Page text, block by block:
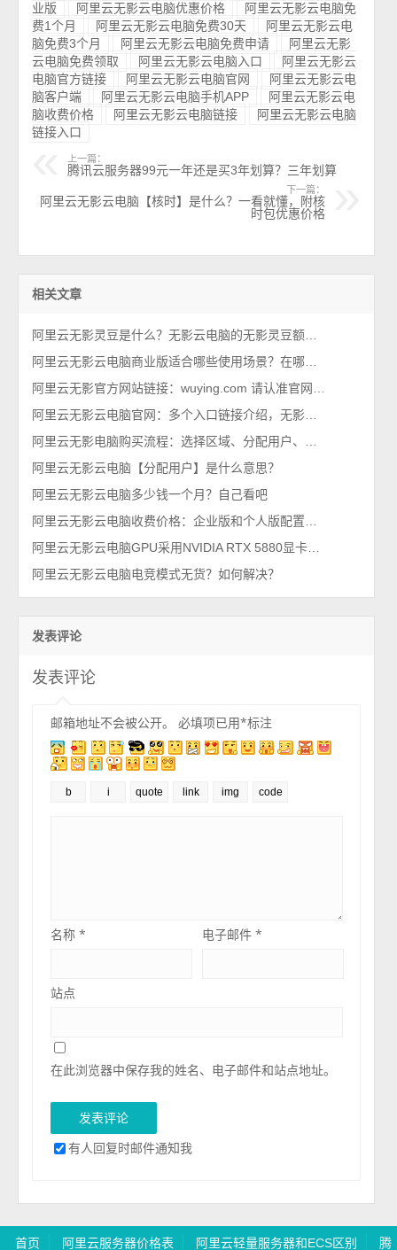
业版
阿里云无影云电脑优惠价格
阿里云无影云电脑免
费1个月
阿里云无影云电脑免费30天
阿里云无影云电
脑免费3个月
阿里云无影云电脑免费申请
阿里云无影
云电脑免费领取
阿里云无影云电脑入口
阿里云无影云
电脑官方链接
阿里云无影云电脑官网
阿里云无影云电
脑客户端
阿里云无影云电脑手机APP
阿里云无影云电
脑收费价格
阿里云无影云电脑链接
阿里云无影云电脑
链接入口
上一篇：
腾讯云服务器99元一年还是买3年划算？三年划算
下一篇：
阿里云无影云电脑【核时】是什么？一看就懂，附核
时包优惠价格
相关文章
阿里云无影云电脑【分配用户】是什么意思？
阿里云无影云电脑多少钱一个月？自己看吧
阿里云无影云电脑电竞模式无货？如何解决？
发表评论
发表评论
邮箱地址不会被公开。 必填项已用*标注
名称* 电子邮件*
站点
在此浏览器中保存我的姓名、电子邮件和站点地址。
有人回复时邮件通知我
首页 阿里云服务器价格表 阿里云轻量服务器和ECS区别 腾